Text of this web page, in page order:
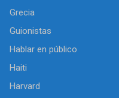
Grecia
Guionistas
Hablar en público
Haiti
Harvard